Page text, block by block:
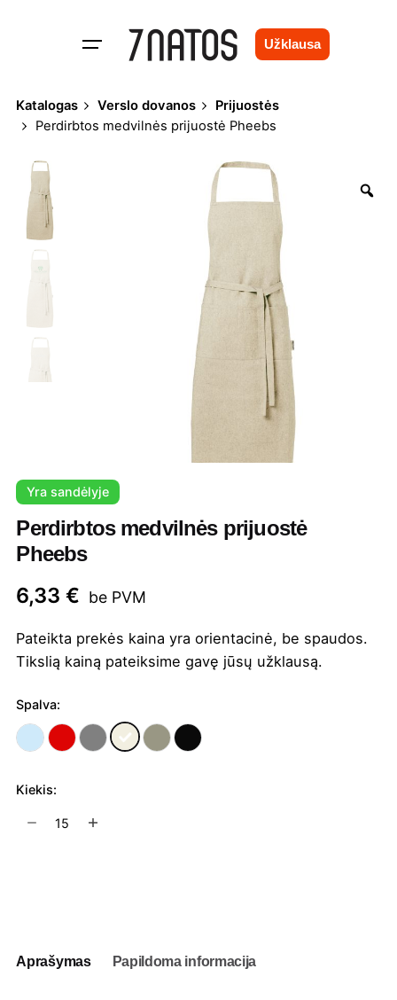
Užklausa
Katalogas Verslo dovanos
Prijuostės
Perdirbtos medvilnės prijuostė Pheebs
Yra sandėlyje
Perdirbtos medvilnės prijuostė
Pheebs
6,33€ be PVM
Pateikta prekės kaina yra orientacinė, be spaudos.
Tikslią kainą pateiksime gavę jūsų užklausą.
Spalva:
Kiekis:
produkto
Aprašymas Papildoma informacija